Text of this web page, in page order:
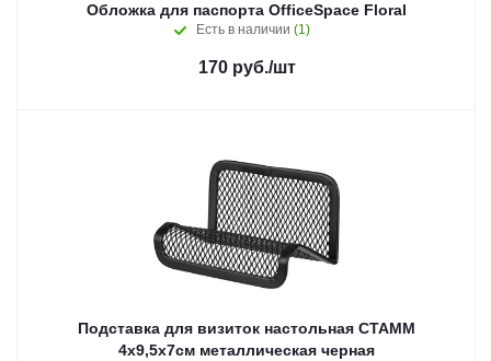
Обложка для паспорта OfficeSpace Floral
Есть в наличии (1)
170руб./шт
Подставка для визиток настольная СТАММ
4х9,5х7см металлическая черная